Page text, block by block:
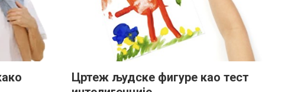
Цртеж људске фигуре као тест